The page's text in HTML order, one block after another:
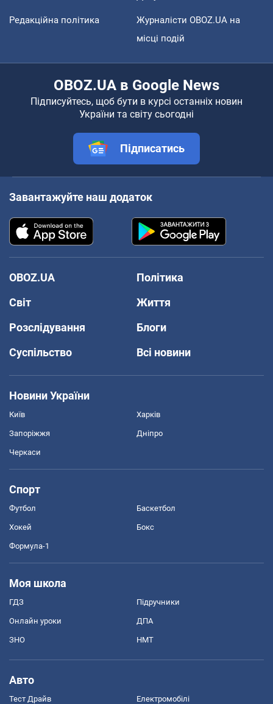
Редакційна політика
Журналісти OBOZ.UA на
місці подій
OBOZ.UA в Google News
Підписуйтесь, щоб бути в курсі останніх новин
України та світу сьогодні
Підписатись
Завантажуйте наш додаток
OBOZ.UA
Політика
Світ
Життя
Розслідування
Блоги
Суспільство
Всі новини
Новини України
Київ Харків
Запоріжжя Дніпро
Черкаси
Спорт
Футбол Баскетбол
Хокей Бокс
Формула-1
Моя школа
ГДЗ Підручники
Онлайн уроки ДПА
ЗНО НМТ
Авто
Тест Драйв Електромобілі